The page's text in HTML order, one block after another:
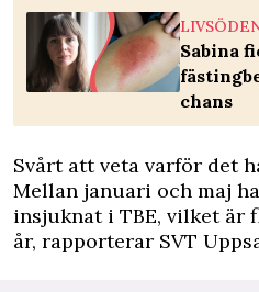
Sabina
chans
Svårt att veta varför det
Mellan januari och maj
insjuknat i TBE, vilket är
år, rapporterar SVT